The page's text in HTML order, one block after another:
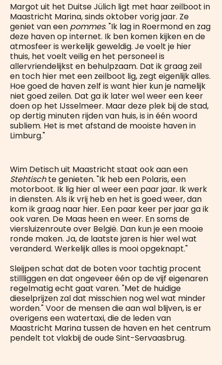
Margot uit het Duitse Jülich ligt met haar zeilboot in
Maastricht Marina, sinds oktober vorig jaar. Ze
geniet van een pommes. "Ik lag in Roermond en zag
deze haven op internet. Ik ben komen kijken en de
atmosfeer is werkelijk geweldig. Je voelt je hier
thuis, het voelt veilig en het personeel is
allervriendelijkst en behulpzaam. Dat ik graag zeil
en toch hier met een zeilboot lig, zegt eigenlijk alles.
Hoe goed de haven zelf is want hier kun je namelijk
niet goed zeilen. Dat ga ik later wel weer een keer
doen op het IJsselmeer. Maar deze plek bij de stad,
op dertig minuten rijden van huis, is in één woord
subliem. Het is met afstand de mooiste haven in
Limburg."
Wim Detisch uit Maastricht staat ook aan een
Stehtischte genieten. "Ik heb een Polaris, een
motorboot. Ik lig hier al weer een paar jaar. Ik werk
in diensten. Als ik vrij heb en het is goed weer, dan
kom ik graag naar hier. Een paar keer per jaar ga ik
ook varen. De Maas heen en weer. En soms de
viersluizenroute over België. Dan kun je een mooie
ronde maken. Ja, de laatste jaren is hier wel wat
veranderd. Werkelijk alles is mooi opgeknapt."
Sleijpen schat dat de boten voor tachtig procent
stillliggen en dat ongeveer één op de vijf eigenaren
regelmatig echt gaat varen. "Met de huidige
dieselprijzen zal dat misschien nog wel wat minder
worden." Voor de mensen die aan wal blijven, is er
overigens een watertaxi, die de leden van
Maastricht Marina tussen de haven en het centrum
pendelt tot vlakbij de oude Sint-Servaasbrug.